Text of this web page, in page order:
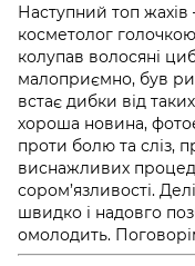
Наступний топ жахів
косметолог
колупав волосяні
малоприємно, був
встає дибки від
хороша новина,
проти болю та сліз,
виснажливих
сором’язливості.
швидко і надовго
омолодить.